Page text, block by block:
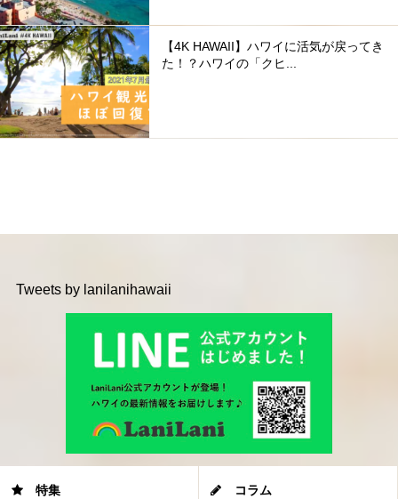
【4K HAWAII】ハワイに活気が戻ってき
た！？ハワイの「クヒ...
Tweets by lanilanihawaii
特集 コラム